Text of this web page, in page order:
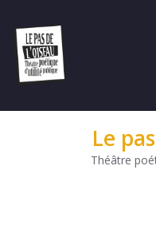
Le
Théâtre